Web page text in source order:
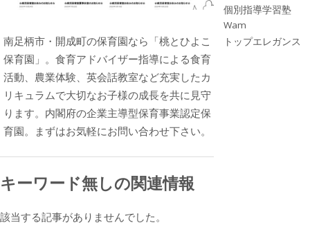
南足柄市・開成町の保育園なら「桃とひよこ
保育園」。食育アドバイザー指導による食育
活動、農業体験、英会話教室など充実したカ
リキュラムで大切なお子様の成長を共に見守
ります。内閣府の企業主導型保育事業認定保
育園。まずはお気軽にお問い合わせ下さい。
キーワード無しの関連情報
該当する記事がありませんでした。
個別指導学習塾
Wam
トップエレガンス